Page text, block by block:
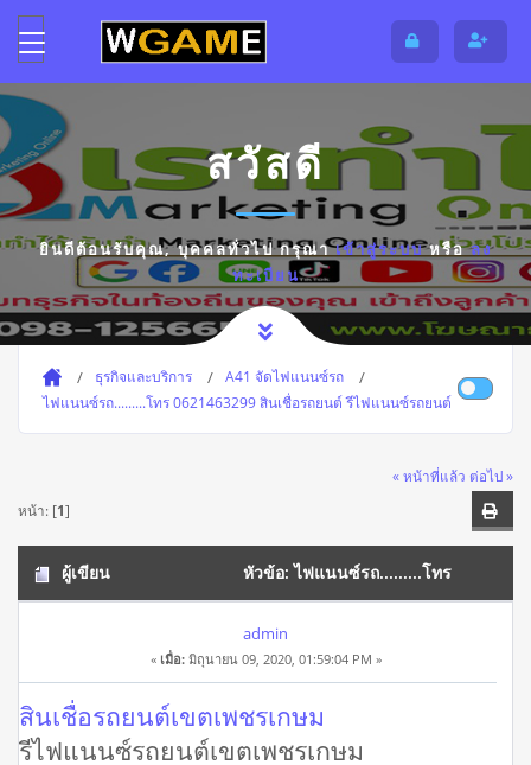
สวัสดี
ยินดีต้อนรับคุณ,บุคคลทั่วไปกรุณาเข้าสู่ระบบหรือลง
ทะเบียน
ธุรกิจและบริการ
A41 จัดไฟแนนซ์รถ
ไฟแนนซ์รถ.........โทร 0621463299 สินเชื่อรถยนต์ รีไฟแนนซ์รถยนต์
« หน้าที่แล้ว ต่อไป »
หน้า: [1]
ผู้เขียน หัวข้อ: ไฟแนนซ์รถ.........โทร
0621463299 สินเชื่อรถยนต์ รีไฟแนนซ์รถยนต์ (อ่าน 39515 ครั้ง)
admin
« เมื่อ:มิถุนายน 09, 2020, 01:59:04 PM »
สินเชื่อรถยนต์เขตเพชรเกษม
รีไฟแนนซ์รถยนต์เขตเพชรเกษม